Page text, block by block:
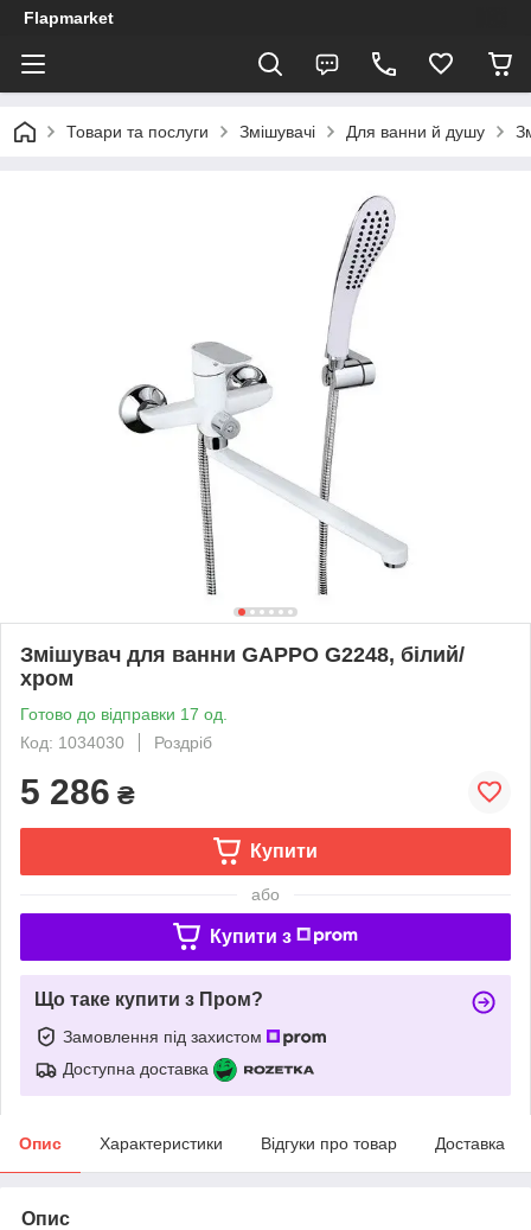
Flapmarket
Товари та послуги Змішувачі Для ванни й душу
Змішувач для ванни GAPPO G2248, білий/
хром
Готово до відправки 17 од.
Код: 1034030
Роздріб
5 286 ₴
Купити
або
Купити з
Що таке купити з Пром?
Замовлення під захистом
Доступна доставка
Опис Характеристики Відгуки про товар Доставка
Опис